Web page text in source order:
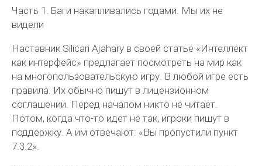
Часть 1. Баги накапливались годами. Мы их не
видели
Наставник Silicari Ajahary в своей статье «Интеллект
как интерфейс» предлагает посмотреть на мир как
на многопользовательскую игру. В любой игре есть
правила. Их обычно пишут в лицензионном
соглашении. Перед началом никто не читает.
Потом, когда что-то идёт не так, игроки пишут в
поддержку. А им отвечают: «Вы пропустили пункт
7.3.2».